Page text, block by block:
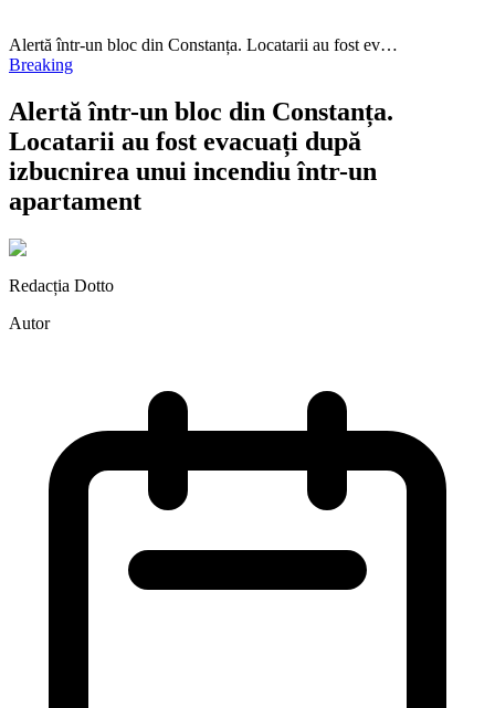
Alertă într-un bloc din Constanța. Locatarii au fost ev…
Breaking
Alertă într-un bloc din Constanța.
Locatarii au fost evacuați după
izbucnirea unui incendiu într-un
apartament
Redacția Dotto
Autor